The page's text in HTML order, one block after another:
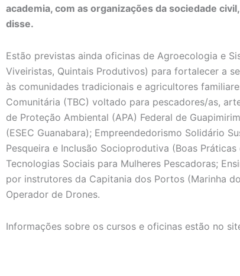
academia, com as organizações da sociedade
disse.
Estão previstas ainda oficinas de Agroecologia e
Viveiristas, Quintais Produtivos) para fortalecer a
às comunidades tradicionais e agricultores
Comunitária (TBC) voltado para pescadores/as,
de Proteção Ambiental (APA) Federal de
(ESEC Guanabara); Empreendedorismo Solidário
Pesqueira e Inclusão Socioprodutiva (Boas
Tecnologias Sociais para Mulheres Pescadoras;
por instrutores da Capitania dos Portos (Marinha
Operador de Drones.
Informações sobre os cursos e oficinas estão no